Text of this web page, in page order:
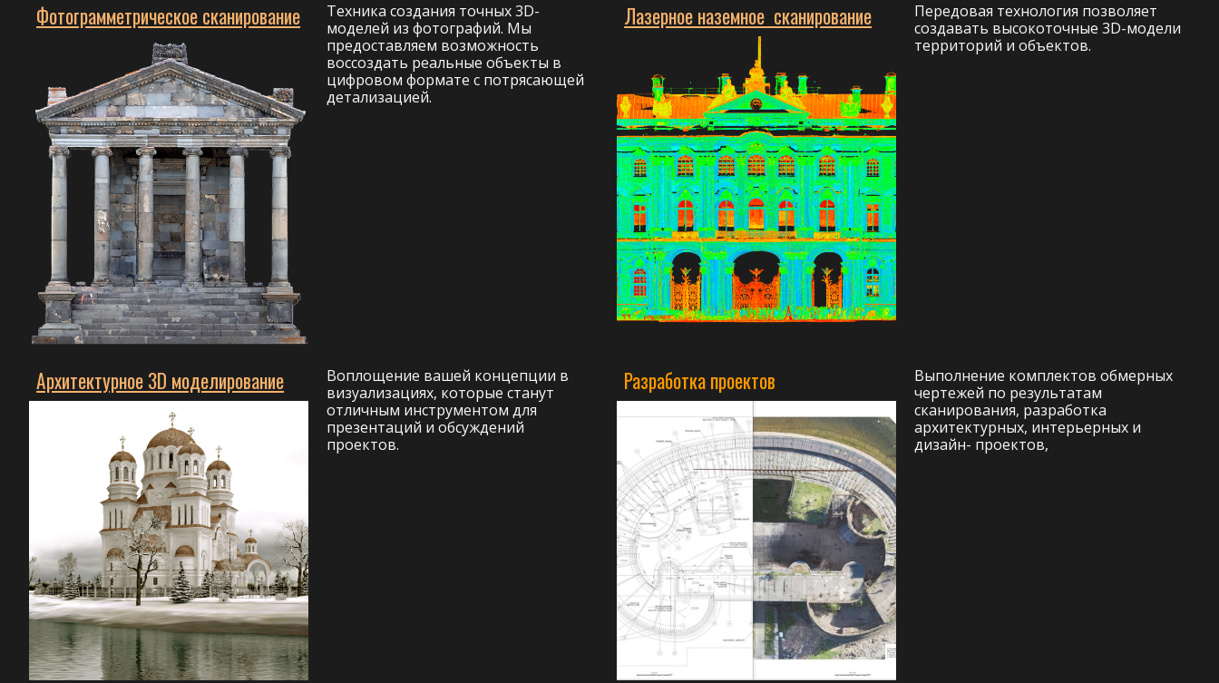
Фотограмметрическое сканирование
Техника создания точных 3D-
моделей из фотографий. Мы
предоставляем возможность
воссоздать реальные объекты в
цифровом формате с потрясающей
детализацией.
Лазерное наземное сканирование
Передовая технология позволяет
создавать высокоточные 3D-модели
территорий и объектов.
Архитектурное 3D моделирование
Воплощение вашей концепции в
визуализациях, которые станут
отличным инструментом для
презентаций и обсуждений
проектов.
Разработка проектов
Выполнение комплектов обмерных
чертежей по результатам
сканирования, разработка
архитектурных, интерьерных и
дизайн- проектов,